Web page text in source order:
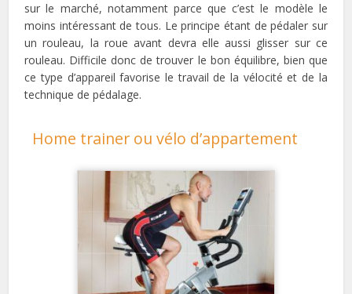
sur le marché, notamment parce que c’est le modèle le
moins intéressant de tous. Le principe étant de pédaler sur
un rouleau, la roue avant devra elle aussi glisser sur ce
rouleau. Difficile donc de trouver le bon équilibre, bien que
ce type d’appareil favorise le travail de la vélocité et de la
technique de pédalage.
Home trainer ou vélo d’appartement